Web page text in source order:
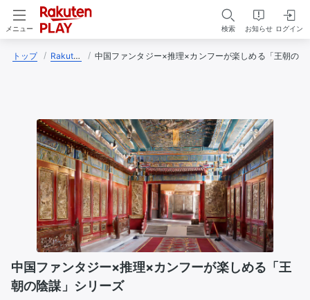
メニュー 検索 お知らせ ログイン
トップ Rakuten PLAY編集部 中国ファンタジー×推理×カンフーが楽しめる「王朝の陰
中国ファンタジー×推理×カンフーが楽しめる「王
朝の陰謀」シリーズ